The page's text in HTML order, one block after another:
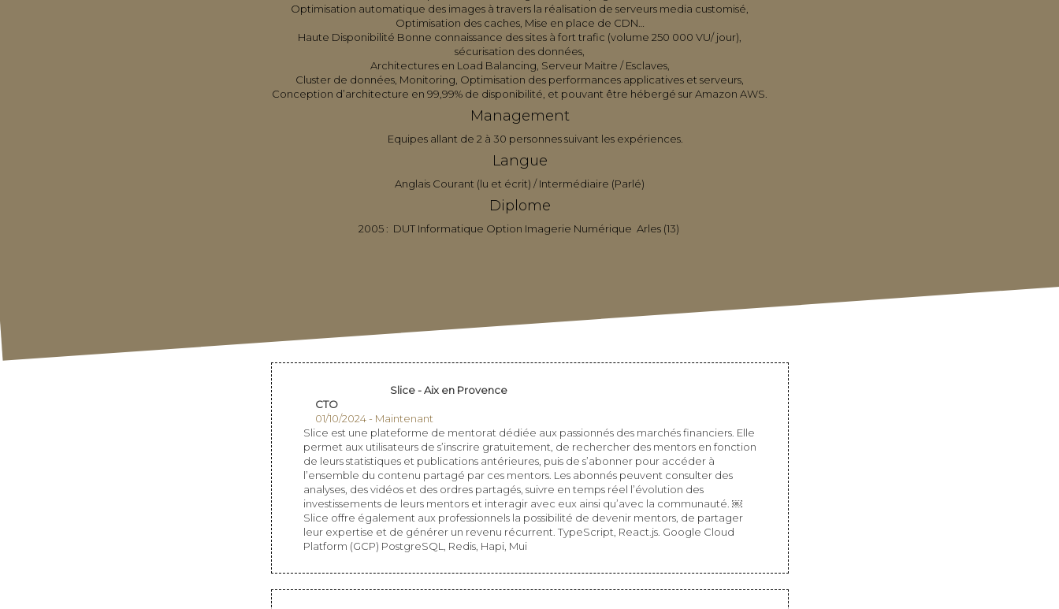
Optimisation automatique des images à travers la réalisation de serveurs media customisé,
Optimisation des caches, Mise en place de CDN…
Haute Disponibilité Bonne connaissance des sites à fort trafic (volume 250 000 VU/ jour),
sécurisation des données,
Architectures en Load Balancing, Serveur Maitre / Esclaves,
Cluster de données, Monitoring, Optimisation des performances applicatives et serveurs,
Conception d’architecture en 99,99% de disponibilité, et pouvant être hébergé sur Amazon AWS.
Management
Equipes allant de 2 à 30 personnes suivant les expériences.
Langue
Anglais Courant (lu et écrit) / Intermédiaire (Parlé)
Diplome
2005 : DUT Informatique Option Imagerie Numérique Arles (13)
Slice - Aix en Provence
CTO
01/10/2024 - Maintenant
Slice est une plateforme de mentorat dédiée aux passionnés des marchés financiers. Elle
permet aux utilisateurs de s’inscrire gratuitement, de rechercher des mentors en fonction
de leurs statistiques et publications antérieures, puis de s’abonner pour accéder à
l’ensemble du contenu partagé par ces mentors. Les abonnés peuvent consulter des
analyses, des vidéos et des ordres partagés, suivre en temps réel l’évolution des
investissements de leurs mentors et interagir avec eux ainsi qu’avec la communauté. ￼
Slice offre également aux professionnels la possibilité de devenir mentors, de partager
leur expertise et de générer un revenu récurrent. TypeScript, React.js. Google Cloud
Platform (GCP) PostgreSQL, Redis, Hapi, Mui